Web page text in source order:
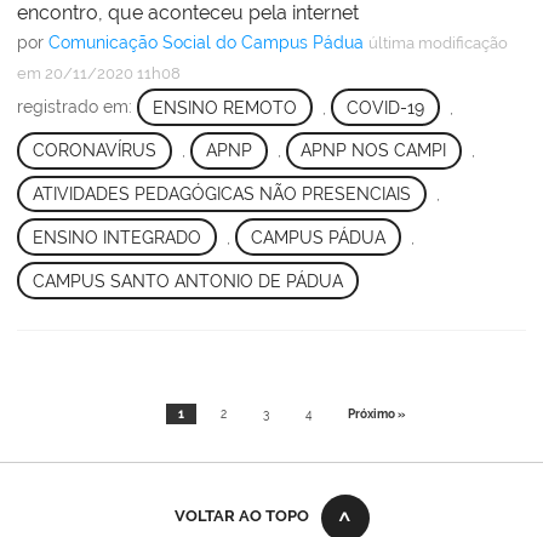
encontro, que aconteceu pela internet
por Comunicação Social do Campus Pádua última modificação
em 20/11/2020 11h08
registrado em: ENSINO REMOTO COVID-19
CORONAVÍRUS , APNP , APNP NOS CAMPI ,
ATIVIDADES PEDAGÓGICAS NÃO PRESENCIAIS
ENSINO INTEGRADO CAMPUS PÁDUA
CAMPUS SANTO ANTONIO DE PÁDUA
1 2 3 4 Próximo »
VOLTAR AO TOPO